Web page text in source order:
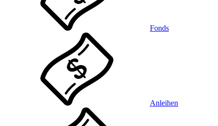
Fonds
Anleihen